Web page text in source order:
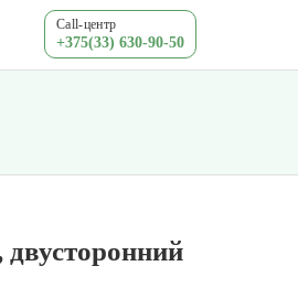
Call-центр
+375(33) 630-90-50